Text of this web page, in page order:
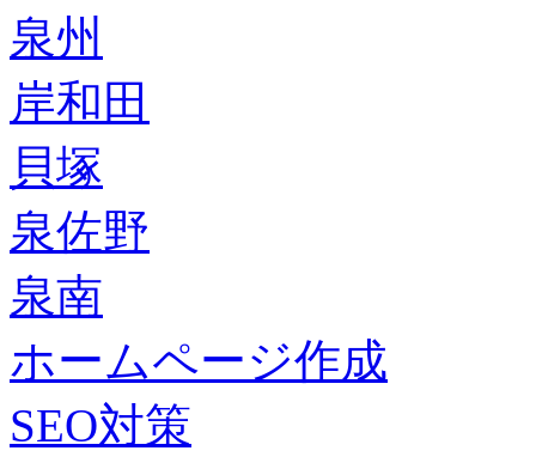
泉州
岸和田
貝塚
泉佐野
泉南
ホームページ作成
SEO対策